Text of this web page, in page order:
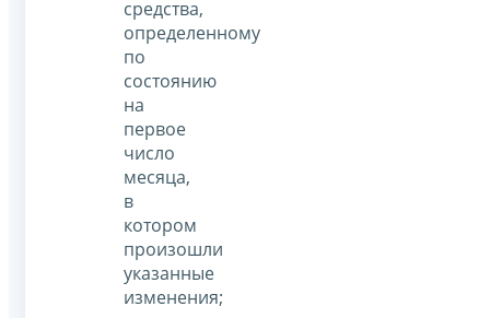
средства,
определенному
по
состоянию
на
первое
число
месяца,
в
котором
произошли
указанные
изменения;